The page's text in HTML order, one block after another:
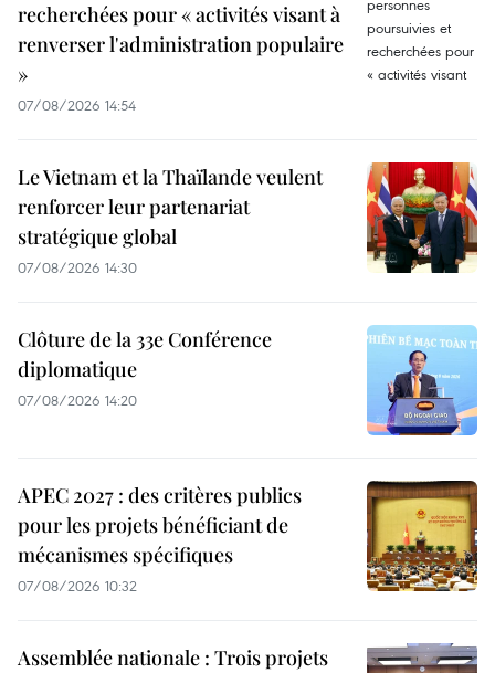
recherchées pour « activités visant à
renverser l'administration populaire
»
07/08/2026 14:54
Le Vietnam et la Thaïlande veulent
renforcer leur partenariat
stratégique global
07/08/2026 14:30
Clôture de la 33e Conférence
diplomatique
07/08/2026 14:20
APEC 2027 : des critères publics
pour les projets bénéficiant de
mécanismes spécifiques
07/08/2026 10:32
Assemblée nationale : Trois projets